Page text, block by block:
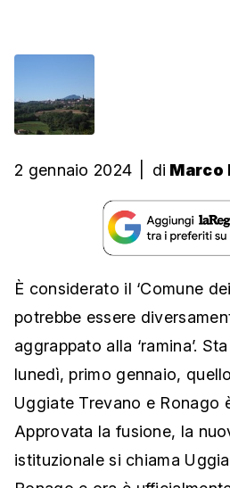
2 gennaio 2024 di Marco
È considerato il ‘Comune
potrebbe essere
aggrappato alla ‘ramina’.
lunedì, primo gennaio,
Uggiate Trevano e Ronago
Approvata la fusione, la
istituzionale si chiama